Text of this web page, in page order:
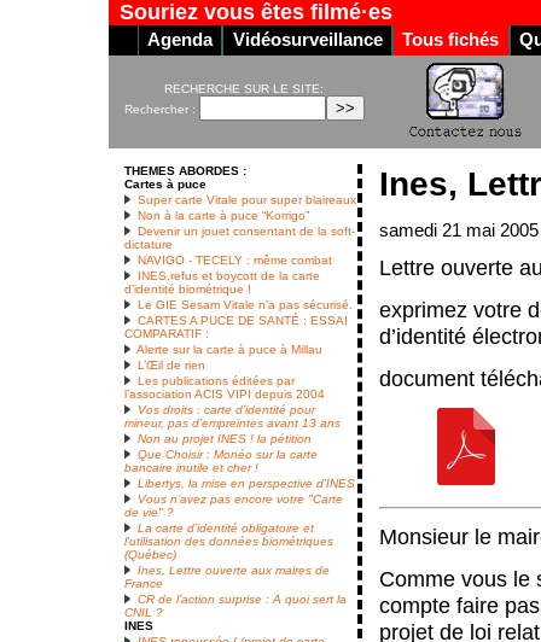
Souriez vous êtes filmé·es
Agenda Vidéosurveillance Tous fichés
RECHERCHE SUR LE SITE:
Rechercher :
THEMES ABORDES :
Cartes à puce
Super carte Vitale pour super blaireaux
Non à la carte à puce “Korrigo”
Devenir un jouet consentant de la soft-
dictature
NAVIGO - TECELY : même combat
INES,refus et boycott de la carte
d’identité biométrique !
Le GIE Sesam Vitale n’a pas sécurisé.
CARTES A PUCE DE SANTÉ : ESSAI
COMPARATIF :
Alerte sur la carte à puce à Millau
L’Œil de rien
Les publications éditées par
l’association ACIS VIPI depuis 2004
Vos droits : carte d’identité pour
mineur, pas d’empreintes avant 13 ans
Non au projet INES ! la pétition
Que Choisir : Monéo sur la carte
bancaire inutile et cher !
Libertys, la mise en perspective d’INES
Vous n’avez pas encore votre "Carte
de vie" ?
La carte d’identité obligatoire et
l’utilisation des données biométriques
(Québec)
Ines, Lettre ouverte aux maires de
France
CR de l’action surprise : A quoi sert la
CNIL ?
INES
Ines,
samedi 21 mai 2005
Lettre ouverte
exprimez votre
d’identité
document
Monsieur le
Comme vous le
compte faire
projet de loi